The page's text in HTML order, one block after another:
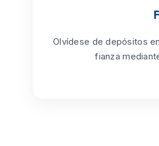
Olvídese de depósitos
fianza